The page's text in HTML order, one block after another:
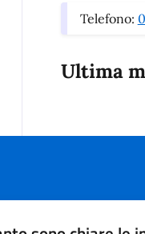
Telefono:
Ultima